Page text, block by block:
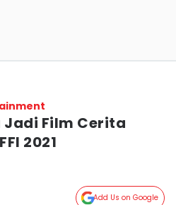
Film Cerita
2021
Add Us on Google